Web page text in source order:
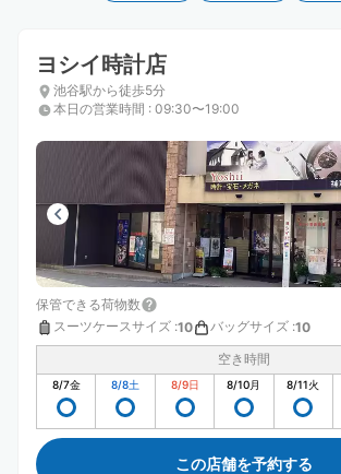
the
keyboard
shortcuts
for
changing
the
keyboard
shortcuts
for
changing
dates.
ヨシイ時計店
池谷駅から徒歩5分
本日の営業時間 : 09:30〜19:00
保管できる荷物数
スーツケースサイズ :10 バッグサイズ :10
空き時間
8/7金 8/8土 8/9日 8/10月 8/11火
この店舗を予約する